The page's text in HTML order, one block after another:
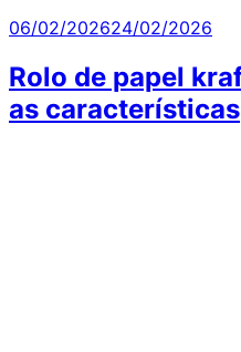
Publicado
06/02/202624/02/2026
Rolo de papel
as características